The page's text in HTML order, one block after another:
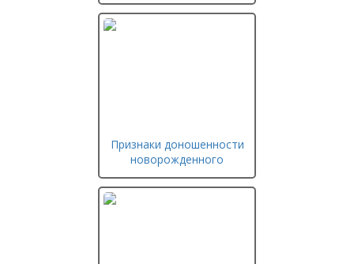
Признаки доношенности
новорожденного